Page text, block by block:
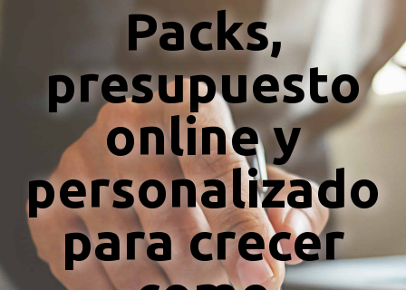
Packs,
presupuesto
online y
personalizado
para crecer